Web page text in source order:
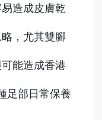
造成皮膚乾
，尤其雙腳
能造成香港
足部日常保養